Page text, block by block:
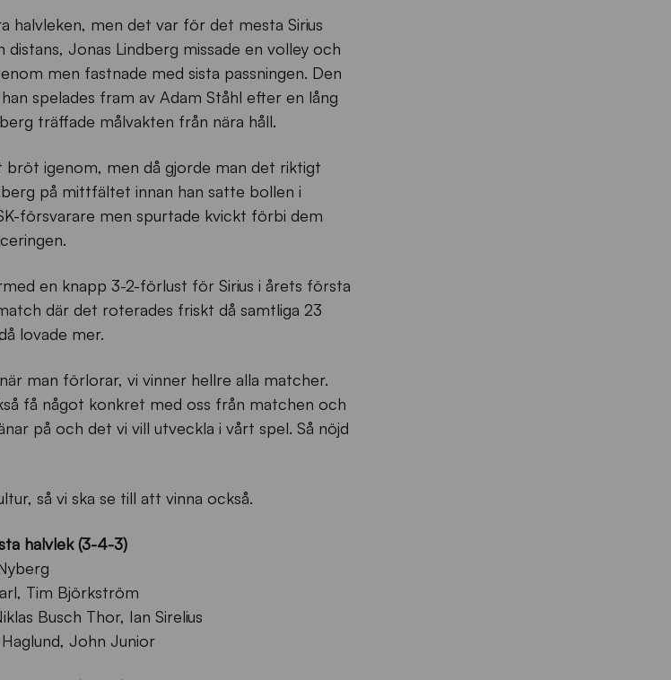
halvleken, men det var för det mesta Sirius
Jonas Lindberg missade en volley och
men fastnade med sista passningen. Den
spelades fram av Adam Ståhl efter en lång
träffade målvakten från nära håll.
bröt igenom, men då gjorde man det riktigt
på mittfältet innan han satte bollen i
försvarare men spurtade kvickt förbi dem
en knapp 3-2-förlust för Sirius i årets första
där det roterades friskt då samtliga 23
lovade mer.
man förlorar, vi vinner hellre alla matcher.
få något konkret med oss från matchen och
på och det vi vill utveckla i vårt spel. Så nöjd
så vi ska se till att vinna också.
halvlek (3-4-3)
Tim Björkström
Busch Thor, Ian Sirelius
John Junior